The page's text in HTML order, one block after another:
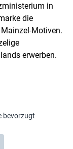
in
die
Motiven.
erwerben.
bevorzugt